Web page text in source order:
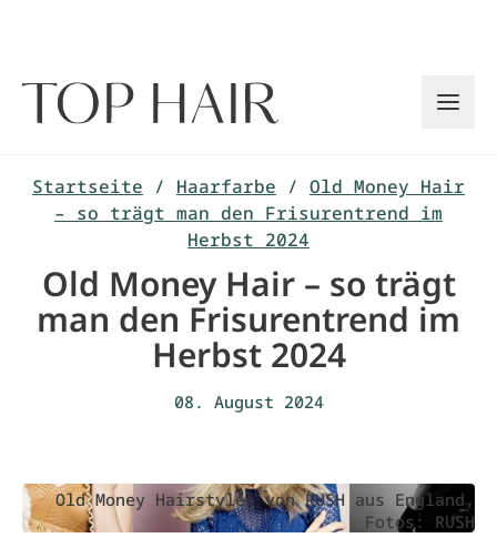
Startseite / Haarfarbe / Old Money Hair
– so trägt man den Frisurentrend im
Herbst 2024
Old Money Hair – so trägt
man den Frisurentrend im
Herbst 2024
08. August 2024
Old Money Hairstyles von RUSH aus England,
Fotos: RUSH